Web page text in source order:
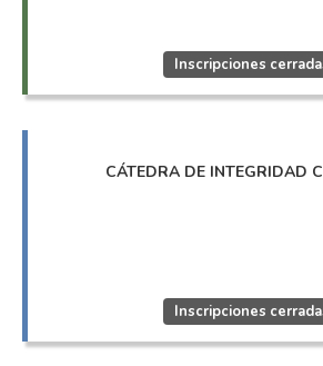
Inscripciones
CÁTEDRA DE INTEGRIDAD
Inscripciones